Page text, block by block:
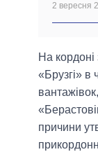
2 вересня
На
«Брузгі» в
причини